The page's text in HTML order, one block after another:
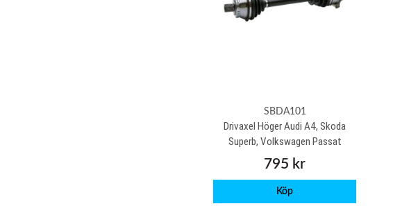
SBDA101
Drivaxel Höger Audi A4, Skoda
Superb, Volkswagen Passat
795 kr
Köp